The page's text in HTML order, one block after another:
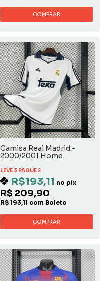
COMPRAR
Camisa Real Madrid -
2000/2001 Home
LEVE 3 PAGUE 2
R$193,11 no pix
R$ 209,90
R$ 193,11 com Boleto
COMPRAR